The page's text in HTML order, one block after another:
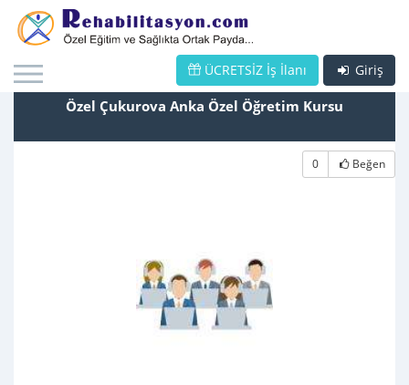
Giriş
ÜCRETSİZ İş İlanı
Özel Çukurova Anka Özel Öğretim Kursu
0 Beğen